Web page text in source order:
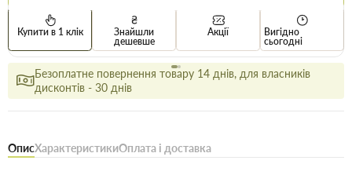
Купити в 1 клік
Знайшли
дешевше
Акції
Вигідно
сьогодні
Безоплатне повернення товару 14 днів, для власників
дисконтів - 30 днів
ОписХарактеристикиОплата і доставка